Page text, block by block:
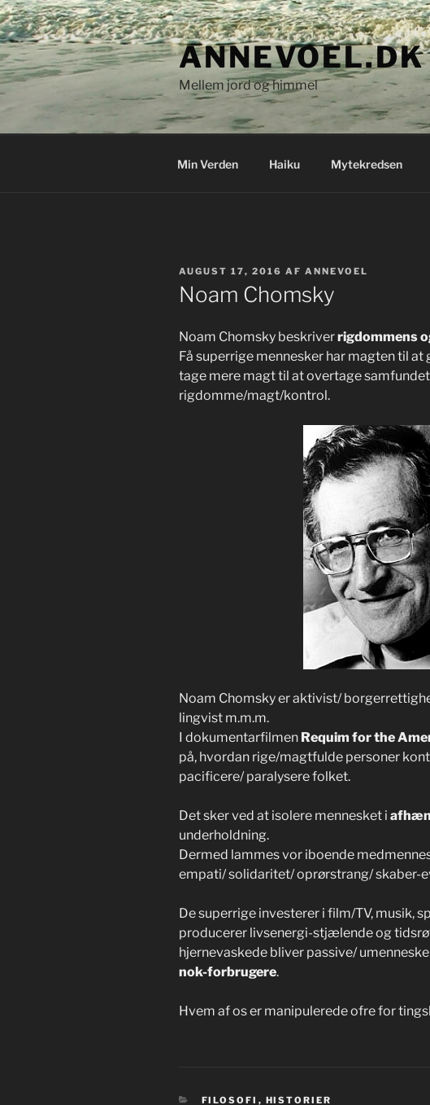
Videre
til
indhold
ANNEVOEL.DK
Mellem jord og himmel
Min Verden Haiku Mytekredsen
UDGIVET
DEN
AUGUST 17, 2016 AF ANNEVOEL
Noam Chomsky
Noam Chomsky beskriverrigdommens
Få superrige mennesker har magten til at
tage mere magt til at overtage
rigdomme/magt/kontrol.
Noam Chomsky er aktivist/
lingvist m.m.m.
I dokumentarfilmen Requim for the
på, hvordan rige/magtfulde personer
pacificere/ paralysere folket.
Det sker ved at isolere mennesket i
underholdning.
Dermed lammes vor iboende
empati/ solidaritet/ oprørstrang/ skaber-
De superrige investerer i film/TV, musik,
producerer livsenergi-stjælende og
hjernevaskede bliver passive/
nok-forbrugere.
Hvem af os er manipulerede ofre for
KATEGORIER
FILOSOFI , HISTORIER